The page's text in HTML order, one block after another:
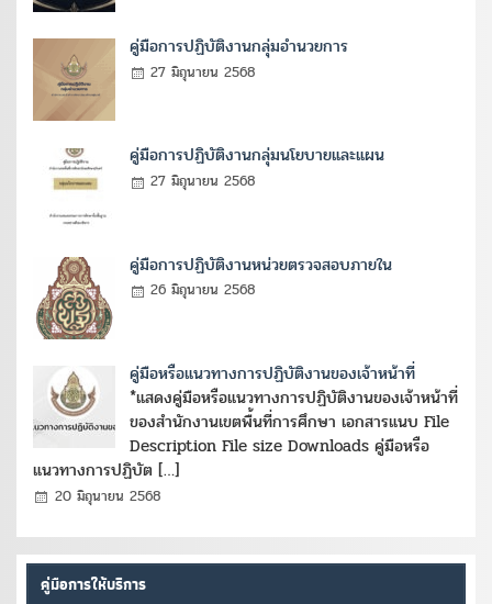
คู่มือการปฏิบัติงานกลุ่มอำนวยการ
27 มิถุนายน 2568
คู่มือการปฏิบัติงานกลุ่มนโยบายและแผน
27 มิถุนายน 2568
คู่มือการปฏิบัติงานหน่วยตรวจสอบภายใน
26 มิถุนายน 2568
คู่มือหรือแนวทางการปฏิบัติงานของเจ้าหน้าที่
*แสดงคู่มือหรือแนวทางการปฏิบัติงานของเจ้าหน้าที่
ของสำนักงานเขตพื้นที่การศึกษา เอกสารแนบ File
Description File size Downloads คู่มือหรือ
แนวทางการปฏิบัต […]
20 มิถุนายน 2568
คู่มือการให้บริการ